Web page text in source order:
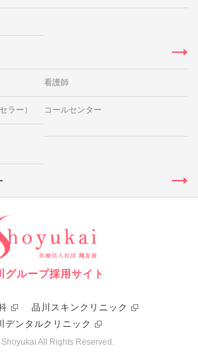
看護師
ラー） コールセンター
グループ採用サイト
品川スキンクリニック
デンタルクリニック
All Rights Reserved.